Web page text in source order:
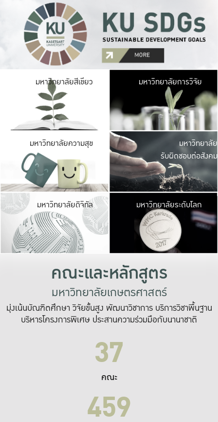
มหาวิทยาลัยสีเขียว มหาวิ
มีพื้นที่เขียวสดใส
เป็นป่าในเมือง เกษต
มหาวิทยาลัยการวิจัย
มหาวิทยาลัยความสุข มหาวิ
ค
เปิดประ
และพบเรื่องราวใ
มหาวิทยาลัย
รับผิดชอบต่อสังคม
มหาวิทยาลัยดิจิทัล มหาวิ
เปลี่ยนแปลง แล
เพื่อทำง
ระบบสารสนเทศ
มหาวิทยาลัยระดับโลก
คณะและหลักสูตร
มหาวิทยาลัยเกษตรศาสตร์
มุ่งเน้นบัณฑิตศึกษา วิจัยขั้นสูง พัฒนาวิชาการ บริการวิชาพื้นฐาน
บริหารโครงการพิเศษ ประสานความร่วมมือกับนานาชาติ
37
คณะ
459